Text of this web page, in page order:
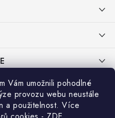
Vám umožnili pohodlné
provozu webu neustále
a použitelnost. Více